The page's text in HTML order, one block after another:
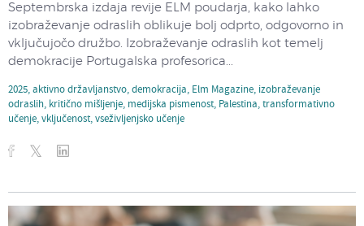
Septembrska izdaja revije ELM poudarja, kako lahko
izobraževanje odraslih oblikuje bolj odprto, odgovorno in
vključujočo družbo. Izobraževanje odraslih kot temelj
demokracije Portugalska profesorica...
2025,aktivno državljanstvo,demokracija, Elm Magazine, izobraževanje
odraslih, kritično mišljenje, medijska pismenost, Palestina,transformativno
učenje,vključenost,vseživljenjsko učenje